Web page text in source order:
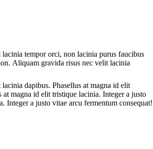
tempor orci, non lacinia purus faucibus
Aliquam gravida risus nec velit lacinia
dapibus. Phasellus at magna id elit
magna id elit tristique lacinia. Integer a justo
Integer a justo vitae arcu fermentum consequat!